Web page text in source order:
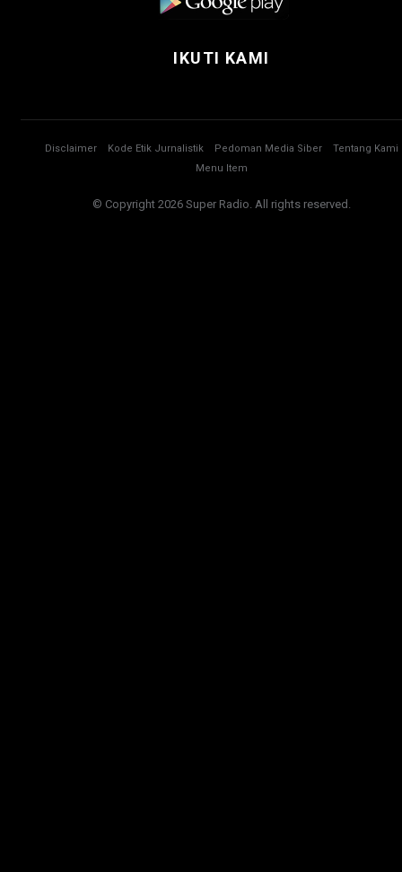
IKUTI KAMI
Disclaimer Kode Etik Jurnalistik Pedoman Media Siber
Tentang Kami
Menu Item
© Copyright 2026 Super Radio. All rights reserved.